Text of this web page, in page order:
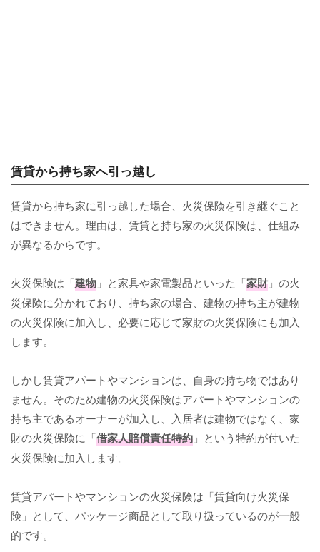
賃貸から持ち家へ引っ越し
賃貸から持ち家に引っ越した場合、火災保険を引き継ぐこと
はできません。理由は、賃貸と持ち家の火災保険は、仕組み
が異なるからです。
火災保険は「建物 」と家具や家電製品といった「家財」の火
災保険に分かれており、持ち家の場合、建物の持ち主が建物
の火災保険に加入し、必要に応じて家財の火災保険にも加入
します。
しかし賃貸アパートやマンションは、自身の持ち物ではあり
ません。そのため建物の火災保険はアパートやマンションの
持ち主であるオーナーが加入し、入居者は建物ではなく、家
財の火災保険に「借家人賠償責任特約 」という特約が付いた
火災保険に加入します。
賃貸アパートやマンションの火災保険は「賃貸向け火災保
険」として、パッケージ商品として取り扱っているのが一般
的です。